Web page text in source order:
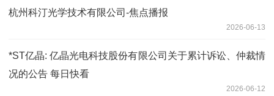
杭州科汀光学技术有限公司-焦点播报
2026-06-13
*ST亿晶: 亿晶光电科技股份有限公司关于累计诉讼、仲裁情
况的公告 每日快看
2026-06-12